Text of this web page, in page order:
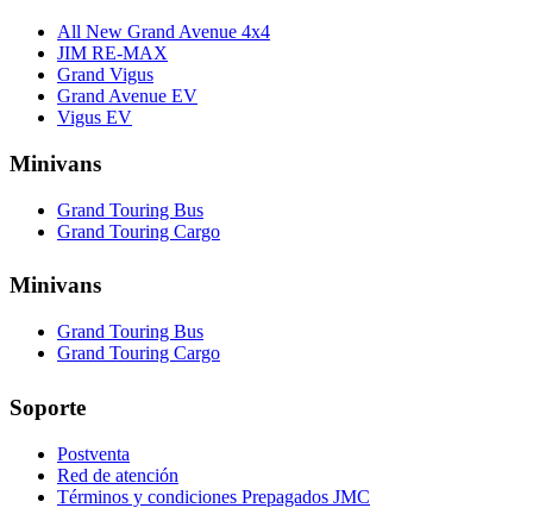
All New Grand Avenue 4x4
JIM RE-MAX
Grand Vigus
Grand Avenue EV
Vigus EV
Minivans
Grand Touring Bus
Grand Touring Cargo
Minivans
Grand Touring Bus
Grand Touring Cargo
Soporte
Postventa
Red de atención
Términos y condiciones Prepagados JMC